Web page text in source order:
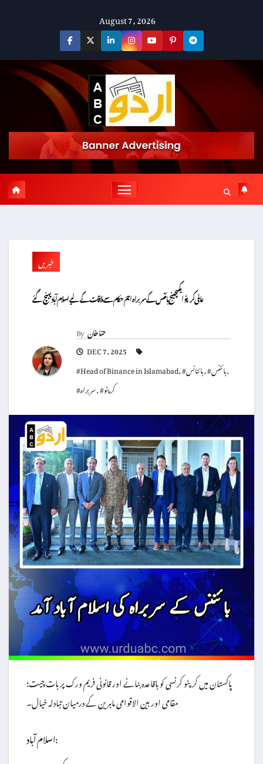
August 7, 2026
خبریں
عالمی کرپٹو ایکسچینج بائننس کے سربراہ اہم حکام سے ملاقات کے لیے اسلام آباد پہنچ گئے
Byحنا خان
DEC 7, 2025
#Head of Binance in Islamabad, #بائنانس, #بائننس,
#سربراہ, #کرپٹو
پاکستان میں کرپٹو کرنسی کو باقاعدہ بنانے اور قانونی فریم ورک پر بات چیت؛
مقامی اور بین الاقوامی ماہرین کے درمیان تبادلہ خیال۔
اسلام آباد: